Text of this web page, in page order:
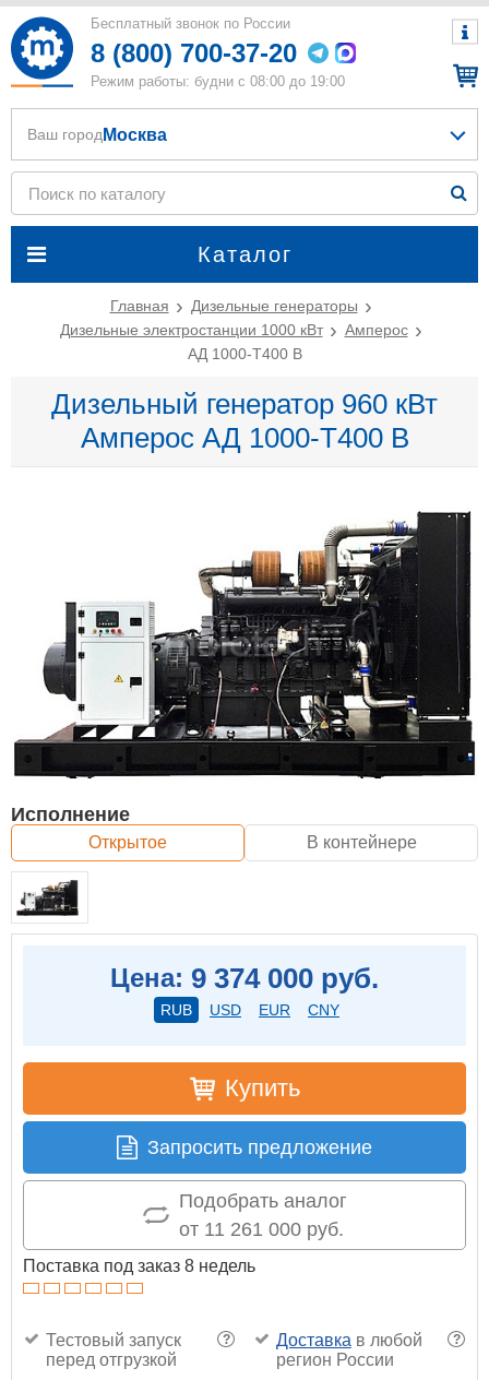
Бесплатный звонок по России
8 (800) 700-37-20
Режим работы: будни с 08:00 до 19:00
Каталог
Ваш город Москва
Главная
Дизельные генераторы
Дизельные электростанции 1000 кВт
Амперос
АД 1000-Т400 B
Дизельный генератор 960 кВт
Амперос АД 1000-Т400 B
Исполнение
Открытое В контейнере
Цена: 9 374 000 руб.
RUB USD EUR CNY
Купить
Запросить предложение
Подобрать аналог
от 11 261 000 руб.
Поставка под заказ 8 недель
?
Тестовый запуск
перед отгрузкой
?
Доставка в любой
регион России